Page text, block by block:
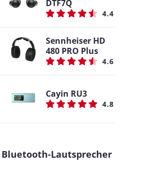
DTF7Q
4.4
Sennheiser HD
480 PRO Plus
4.6
Cayin RU3
4.8
Lautsprecher